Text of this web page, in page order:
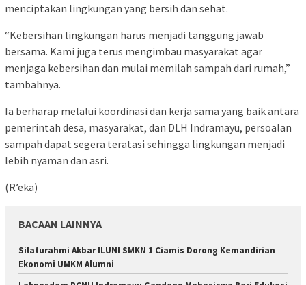
menciptakan lingkungan yang bersih dan sehat.
“Kebersihan lingkungan harus menjadi tanggung jawab
bersama. Kami juga terus mengimbau masyarakat agar
menjaga kebersihan dan mulai memilah sampah dari rumah,”
tambahnya.
Ia berharap melalui koordinasi dan kerja sama yang baik antara
pemerintah desa, masyarakat, dan DLH Indramayu, persoalan
sampah dapat segera teratasi sehingga lingkungan menjadi
lebih nyaman dan asri.
(R’eka)
BACAAN LAINNYA
Silaturahmi Akbar ILUNI SMKN 1 Ciamis Dorong Kemandirian
Ekonomi UMKM Alumni